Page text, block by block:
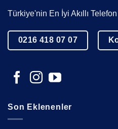
Türkiye'nin En İyi Akıllı
0216 418 07 07
Son Eklenenler